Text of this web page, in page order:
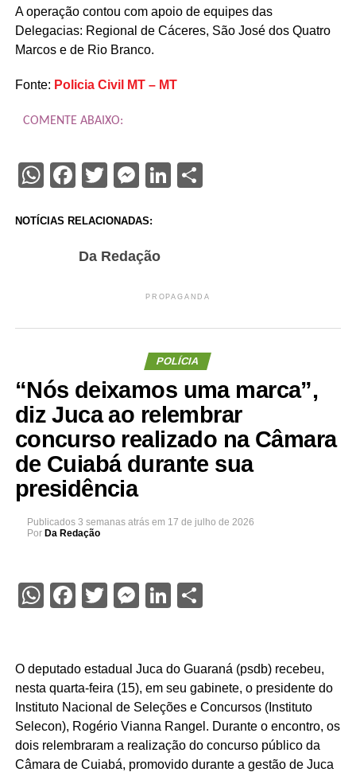
A operação contou com apoio de equipes das
Delegacias: Regional de Cáceres, São José dos Quatro
Marcos e de Rio Branco.
Fonte: Policia Civil MT – MT
COMENTE ABAIXO:
WhatsApp
Facebook
Twitter
Messenger
LinkedIn
Share
NOTÍCIAS RELACIONADAS:
Da Redação
PROPAGANDA
POLÍCIA
“Nós deixamos uma marca”,
diz Juca ao relembrar
concurso realizado na Câmara
de Cuiabá durante sua
presidência
Publicados 3 semanas atrás em 17 de julho de 2026
Por Da Redação
WhatsApp
Facebook
Twitter
Messenger
LinkedIn
Share
O deputado estadual Juca do Guaraná (psdb) recebeu,
nesta quarta-feira (15), em seu gabinete, o presidente do
Instituto Nacional de Seleções e Concursos (Instituto
Selecon), Rogério Vianna Rangel. Durante o encontro, os
dois relembraram a realização do concurso público da
Câmara de Cuiabá, promovido durante a gestão de Juca